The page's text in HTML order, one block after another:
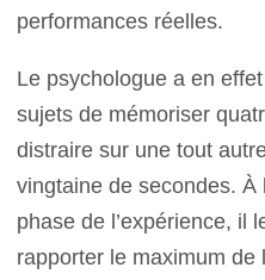
performances réelles.
Le psychologue a en
sujets de mémoriser
distraire sur une tout
vingtaine de secondes. À
phase de l’expérience, il
rapporter le maximum